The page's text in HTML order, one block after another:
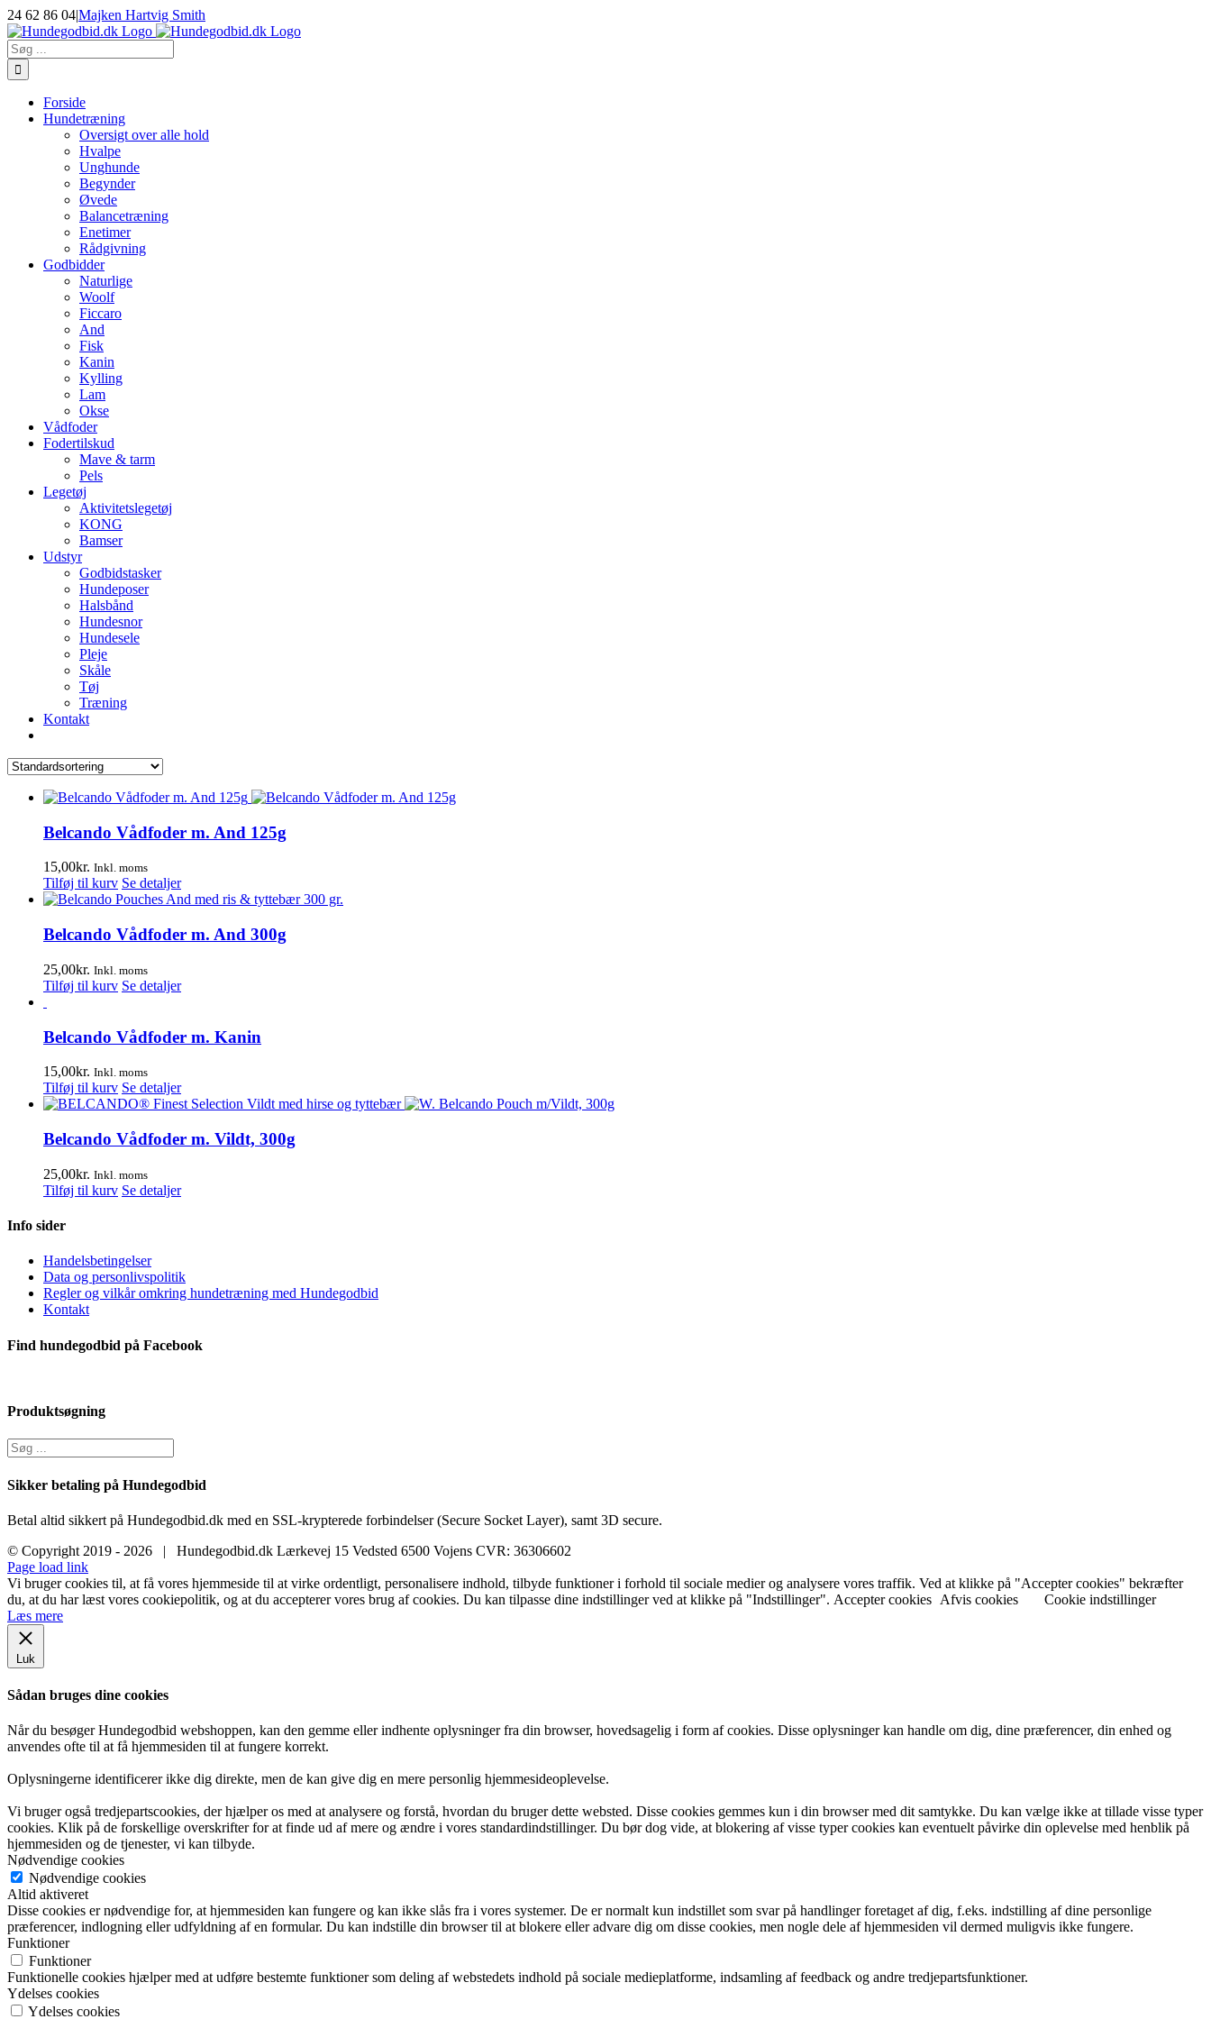
Skip
to
content
24 62 86 04|Majken Hartvig Smith
Facebook
Instagram
E-
mail
Søg
efter:
Forside
Hundetræning
Oversigt over alle hold
Hvalpe
Unghunde
Begynder
Øvede
Balancetræning
Enetimer
Rådgivning
Godbidder
Naturlige
Woolf
Ficcaro
And
Fisk
Kanin
Kylling
Lam
Okse
Vådfoder
Fodertilskud
Mave & tarm
Pels
Legetøj
Aktivitetslegetøj
KONG
Bamser
Udstyr
Godbidstasker
Hundeposer
Halsbånd
Hundesnor
Hundesele
Pleje
Skåle
Tøj
Træning
Kontakt
Belcando Vådfoder m. And 125g
15,00kr. Inkl. moms
Tilføj til kurv Se detaljer
Belcando Vådfoder m. And 300g
25,00kr. Inkl. moms
Tilføj til kurv Se detaljer
Belcando Vådfoder m. Kanin
15,00kr. Inkl. moms
Tilføj til kurv Se detaljer
Belcando Vådfoder m. Vildt, 300g
25,00kr. Inkl. moms
Tilføj til kurv Se detaljer
Info sider
Handelsbetingelser
Data og personlivspolitik
Regler og vilkår omkring hundetræning med Hundegodbid
Kontakt
Find hundegodbid på Facebook
Produktsøgning
Sikker betaling på Hundegodbid
Betal altid sikkert på Hundegodbid.dk med en SSL-krypterede forbindelser (Secure Socket Layer), samt 3D secure.
© Copyright 2019 - 2026 | Hundegodbid.dk Lærkevej 15 Vedsted 6500 Vojens CVR: 36306602
Facebook
Instagram
E-
mail
Page load link
Vi bruger cookies til, at få vores hjemmeside til at virke ordentligt, personalisere indhold, tilbyde funktioner i forhold til sociale medier og analysere vores traffik. Ved at klikke på "Accepter cookies" bekræfter
du, at du har læst vores cookiepolitik, og at du accepterer vores brug af cookies. Du kan tilpasse dine indstillinger ved at klikke på "Indstillinger". Accepter cookies Afvis cookies
Cookie indstillinger
Læs mere
Luk
Sådan bruges dine cookies
Når du besøger Hundegodbid webshoppen, kan den gemme eller indhente oplysninger fra din browser, hovedsagelig i form af cookies. Disse oplysninger kan handle om dig, dine præferencer, din enhed og
anvendes ofte til at få hjemmesiden til at fungere korrekt.
Oplysningerne identificerer ikke dig direkte, men de kan give dig en mere personlig hjemmesideoplevelse.
Vi bruger også tredjepartscookies, der hjælper os med at analysere og forstå, hvordan du bruger dette websted. Disse cookies gemmes kun i din browser med dit samtykke. Du kan vælge ikke at tillade visse typer
cookies. Klik på de forskellige overskrifter for at finde ud af mere og ændre i vores standardindstillinger. Du bør dog vide, at blokering af visse typer cookies kan eventuelt påvirke din oplevelse med henblik på
hjemmesiden og de tjenester, vi kan tilbyde.
Nødvendige cookies
Nødvendige cookies
Altid aktiveret
Disse cookies er nødvendige for, at hjemmesiden kan fungere og kan ikke slås fra i vores systemer. De er normalt kun indstillet som svar på handlinger foretaget af dig, f.eks. indstilling af dine personlige
præferencer, indlogning eller udfyldning af en formular. Du kan indstille din browser til at blokere eller advare dig om disse cookies, men nogle dele af hjemmesiden vil dermed muligvis ikke fungere.
Funktioner
Funktioner
Funktionelle cookies hjælper med at udføre bestemte funktioner som deling af webstedets indhold på sociale medieplatforme, indsamling af feedback og andre tredjepartsfunktioner.
Ydelses cookies
Ydelses cookies